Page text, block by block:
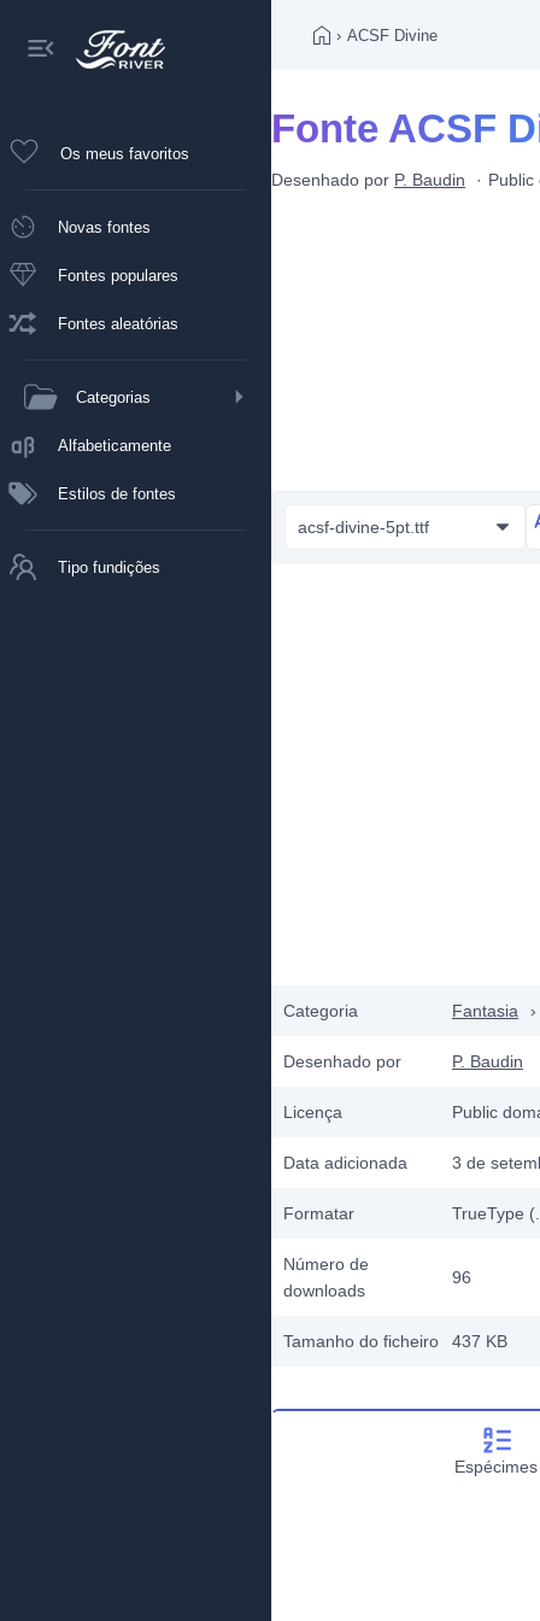
Os meus favoritos
Novas fontes
Fontes populares
Fontes aleatórias
Categorias
Alfabeticamente
Estilos de fontes
Tipo fundições
› ACSF Divine
Fonte ACSF
Desenhado por P. Baudin Public
acsf-divine-5pt.ttf
Categoria Fantasia ›
Desenhado por P. Baudin
Licença Public
Data adicionada 3 de
Formatar TrueType
Número de
downloads
96
Tamanho do ficheiro 437 KB
Espécimes